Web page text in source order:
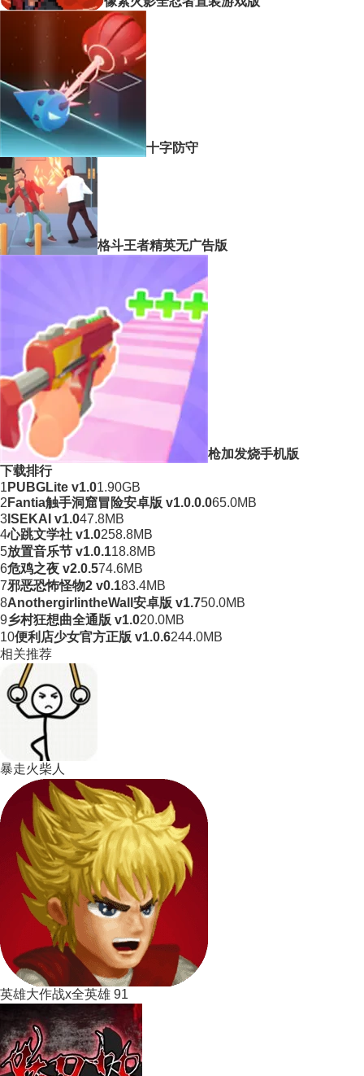
十字防守
格斗王者精英无广告版
枪加发烧手机版
下载排行
1 PUBGLite v1.01.90GB
2 Fantia触手洞窟冒险安卓版 v1.0.0.065.0MB
3 ISEKAI v1.047.8MB
4心跳文学社 v1.0258.8MB
5放置音乐节 v1.0.118.8MB
6危鸡之夜 v2.0.574.6MB
7邪恶恐怖怪物2 v0.183.4MB
8AnothergirlintheWall安卓版 v1.750.0MB
9乡村狂想曲全通版 v1.020.0MB
10便利店少女官方正版 v1.0.6244.0MB
相关推荐
暴走火柴人
英雄大作战x全英雄 91